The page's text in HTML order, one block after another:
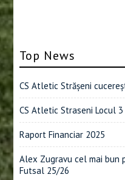
Top News
CS Atletic Strășeni
CS Atletic Straseni Locul
Raport Financiar 2025
Alex Zugravu cel mai bun
Futsal 25/26